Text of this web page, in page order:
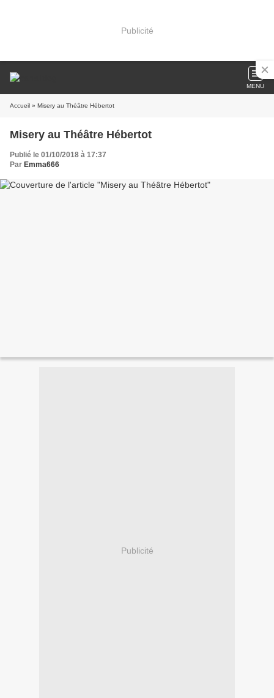
Publicité
MENU
Accueil » Misery au Théâtre Hébertot
Misery au Théâtre Hébertot
Publié le 01/10/2018 à 17:37
Par Emma666
Publicité